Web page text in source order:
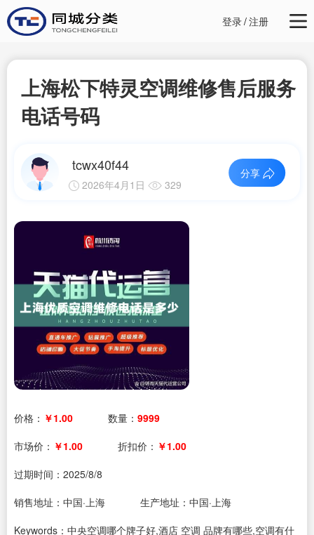
登录/注册
上海松下特灵空调维修售后服务
电话号码
tcwx40f44
2026年4月1日 329
分享
价格： ￥1.00 数量： 9999
市场价： ￥1.00 折扣价： ￥1.00
过期时间： 2025/8/8
销售地址：中国·上海
生产地址：中国·上海
Keywords：中央空调哪个牌子好,酒店 空调 品牌有哪些,空调有什